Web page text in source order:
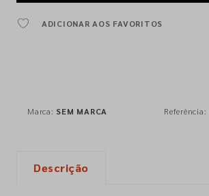
ADICIONAR AOS FAVORITOS
Marca: SEM MARCA Referência:
Descrição